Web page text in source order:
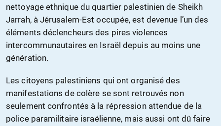
nettoyage ethnique du quartier palestinien de Sheikh
Jarrah, à Jérusalem-Est occupée, est devenue l’un des
éléments déclencheurs des pires violences
intercommunautaires en Israël depuis au moins une
génération.
Les citoyens palestiniens qui ont organisé des
manifestations de colère se sont retrouvés non
seulement confrontés à la répression attendue de la
police paramilitaire israélienne, mais aussi ont dû faire